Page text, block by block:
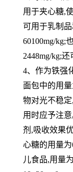
用于夹心糖,
可用于乳制
60100mg/kg;
2448mg/kg;
4、作为铁强
面包中的用量
物对光不稳
用时应予注
剂,吸收效果
心糖的用量为
儿食品,用量